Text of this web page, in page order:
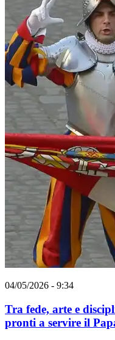
04/05/2026 - 9:34
Tra fede, arte e
pronti a servire il